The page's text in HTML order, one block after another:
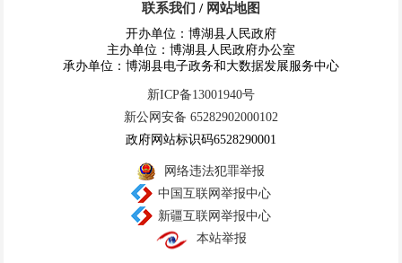
联系我们 / 网站地图
开办单位：博湖县人民政府
主办单位：博湖县人民政府办公室
承办单位：博湖县电子政务和大数据发展服务中心
新ICP备13001940号
新公网安备 65282902000102
政府网站标识码6528290001
网络违法犯罪举报
中国互联网举报中心
新疆互联网举报中心
本站举报